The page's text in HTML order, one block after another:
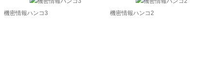
機密情報ハンコ3 機密情報ハンコ2